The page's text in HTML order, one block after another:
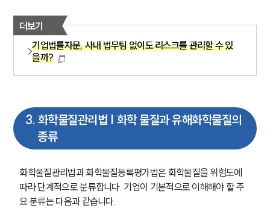
더보기
기업법률자문, 사내 법무팀 없이도 리스크를 관리할 수 있
을까?
3. 화학물질관리법 | 화학 물질과 유해화학물질의
종류
화학물질관리법과 화학물질등록평가법은 화학물질을 위험도에
따라 단계적으로 분류합니다. 기업이 기본적으로 이해해야 할 주
요 분류는 다음과 같습니다.